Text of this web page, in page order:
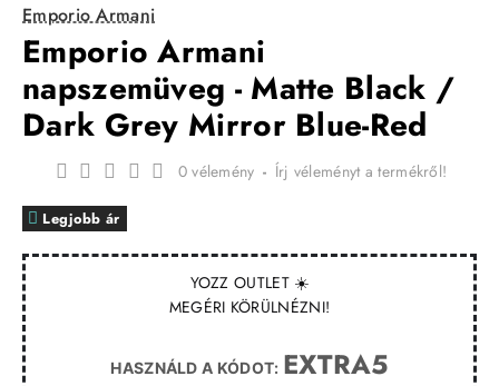
Emporio Armani
Emporio Armani
napszemüveg - Matte Black /
Dark Grey Mirror Blue-Red
YOZZ OUTLET ☀️
MEGÉRI KÖRÜLNÉZNI!
HASZNÁLD A KÓDOT: EXTRA5
Legjobb ár
0 vélemény - Írj véleményt a termékről!